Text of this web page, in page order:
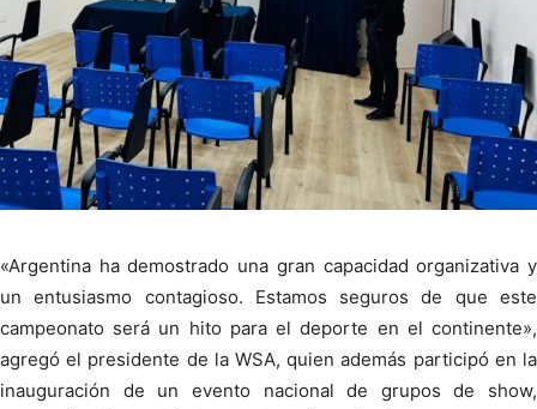
«Argentina ha demostrado una gran capacidad organizativa y
un entusiasmo contagioso. Estamos seguros de que este
campeonato será un hito para el deporte en el continente»,
agregó el presidente de la WSA, quien además participó en la
inauguración de un evento nacional de grupos de show,